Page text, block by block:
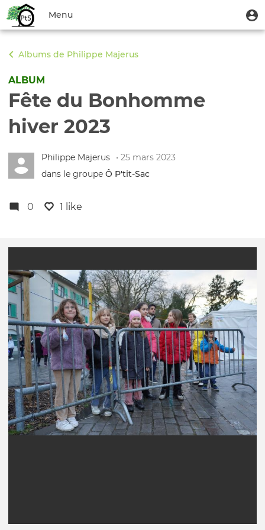
contenu
Menu
du
compte
de
l'utilisateur
Menu
Toggle
navigation
Albums de Philippe Majerus
ALBUM
Fête du Bonhomme
hiver 2023
Philippe Majerus
• 25 mars 2023
dans le groupe Ô P'tit‑Sac
0 1 like